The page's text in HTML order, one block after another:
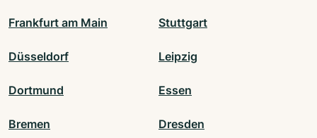
Frankfurt am Main Stuttgart
Düsseldorf Leipzig
Dortmund Essen
Bremen Dresden